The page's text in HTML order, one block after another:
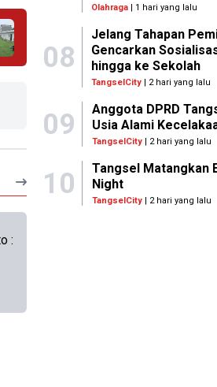
Olahraga | 1 hari yang lalu
08
Jelang Tahapan
Gencarkan
hingga ke Sekolah
TangselCity | 2 hari yang lalu
09
Anggota DPRD
Usia Alami
TangselCity| 2 hari yang lalu
10
Tangsel Matangkan
Night
TangselCity| 2 hari yang lalu